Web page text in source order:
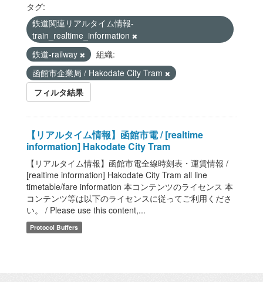
タグ:
鉄道関連リアルタイム情報-
train_realtime_information
鉄道-railway
組織:
函館市企業局 / Hakodate City Tram
フィルタ結果
【リアルタイム情報】函館市電 / [realtime
information] Hakodate City Tram
【リアルタイム情報】函館市電全線時刻表・運賃情報 /
[realtime information] Hakodate City Tram all line
timetable/fare information 本コンテンツのライセンス 本
コンテンツ等は以下のライセンスに従ってご利用くださ
い。 / Please use this content,...
Protocol Buffers